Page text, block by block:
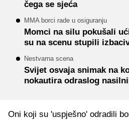
čega se sjeća
MMA borci rade u osiguranju
Momci na silu pokušali
su na scenu stupili
Nestvarna scena
Svijet osvaja snimak na
nokautira odraslog
Oni koji su 'uspješno' odradili